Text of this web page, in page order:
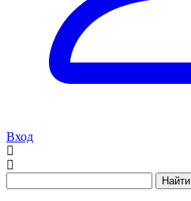
Вход
Найти